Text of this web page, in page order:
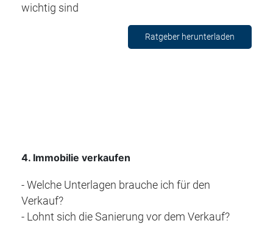
wichtig sind
Ratgeber herunterladen
4. Immobilie verkaufen
- Welche Unterlagen brauche ich für den
Verkauf?
- Lohnt sich die Sanierung vor dem Verkauf?